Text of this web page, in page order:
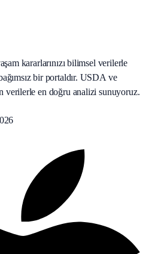
kararlarınızı bilimsel verilerle
bir portaldır. USDA ve
verilerle en doğru analizi sunuyoruz.